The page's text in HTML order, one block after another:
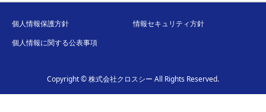
個人情報保護方針
情報セキュリティ方針
個人情報に関する公表事項
Copyright © 株式会社クロスシー All Rights Reserved.